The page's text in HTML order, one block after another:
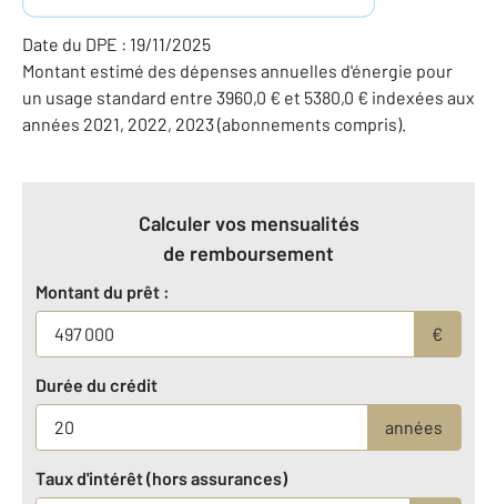
Date du DPE : 19/11/2025
Montant estimé des dépenses annuelles d'énergie pour
un usage standard entre 3960,0 € et 5380,0 € indexées aux
années 2021, 2022, 2023 (abonnements compris).
Calculer vos mensualités
de remboursement
Montant du prêt :
€
Durée du crédit
années
Taux d'intérêt (hors assurances)